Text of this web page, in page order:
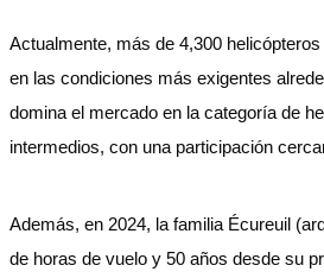
Actualmente, más de 4,300
en las condiciones más exigentes
domina el mercado en la categoría de
intermedios, con una participación
Además, en 2024, la familia Écureuil
de horas de vuelo y 50 años desde